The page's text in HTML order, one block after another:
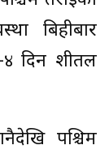
बिहीबार
दिन शीतल
पश्चिम